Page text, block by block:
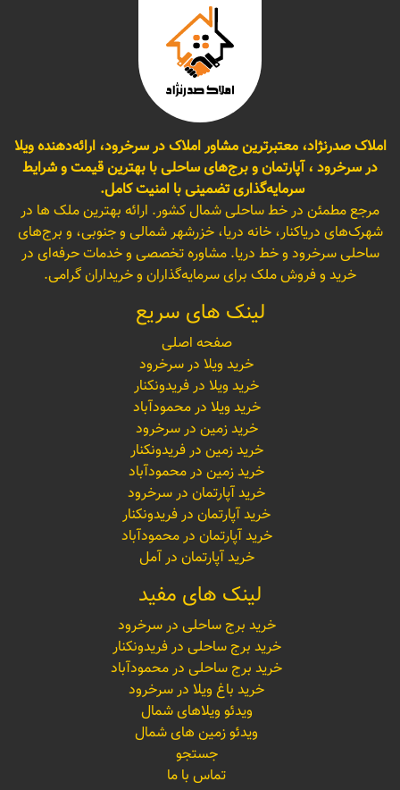
املاک صدرنژاد، معتبرترین مشاور املاک در سرخرود، ارائه‌دهنده ویلا
در سرخرود ، آپارتمان و برج‌های ساحلی با بهترین قیمت و شرایط
سرمایه‌گذاری تضمینی با امنیت کامل.
مرجع مطمئن در خط ساحلی شمال کشور. ارائه بهترین ملک ها در
شهرک‌های دریاکنار، خانه دریا، خزرشهر شمالی و جنوبی، و برج‌های
ساحلی سرخرود و خط دریا. مشاوره تخصصی و خدمات حرفه‌ای در
خرید و فروش ملک برای سرمایه‌گذاران و خریداران گرامی.
لینک های سریع
صفحه اصلی
خرید ویلا در سرخرود
خرید ویلا در فریدونکنار
خرید ویلا در محمودآباد
خرید زمین در سرخرود
خرید زمین در فریدونکنار
خرید زمین در محمودآباد
خرید آپارتمان در سرخرود
خرید آپارتمان در فریدونکنار
خرید آپارتمان در محمودآباد
خرید آپارتمان در آمل
لینک های مفید
خرید برج ساحلی در سرخرود
خرید برج ساحلی در فریدونکنار
خرید برج ساحلی در محمودآباد
خرید باغ ویلا در سرخرود
ویدئو ویلاهای شمال
ویدئو زمین های شمال
جستجو
تماس با ما